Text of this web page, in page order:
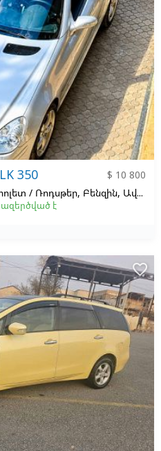
350
$ 10 800
/ Ռոդսթեր, Բենզին, Ավտոմատ, Ձախ,
է
favorite_border